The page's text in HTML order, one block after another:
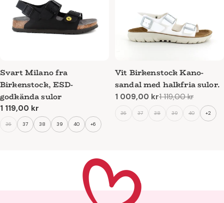
Svart Milano fra
Birkenstock, ESD-
godkända sulor
Ordinarie
1 119,00 kr
36 37 38 39 40 +6
Vit Birkenstock Kano-
sandal med halkfria sulor.
Reapris
1 009,00 kr
Ordinarie
pris
1 119,00 kr
36 37 38 39 40 +2